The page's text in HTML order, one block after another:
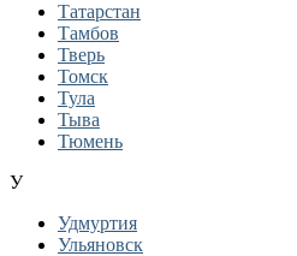
Татарстан
Тамбов
Тверь
Томск
Тула
Тыва
Тюмень
У
Удмуртия
Ульяновск